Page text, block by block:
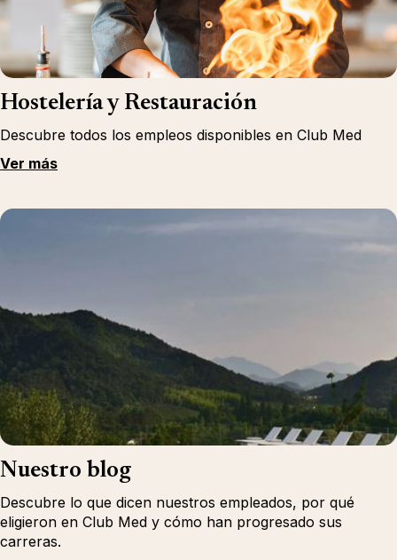
Hostelería y Restauración
Descubre todos los empleos disponibles en Club Med
Ver más
Nuestro blog
Descubre lo que dicen nuestros empleados, por qué
eligieron en Club Med y cómo han progresado sus
carreras.